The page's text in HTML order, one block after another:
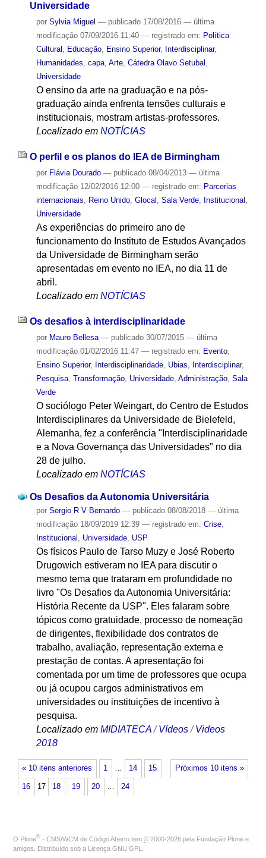
Universidade
por Sylvia Miguel — publicado17/08/2016 — última
modificação07/09/2016 11:40 — registrado em: Política
Cultural , Educação, Ensino Superior, Interdisciplinar,
Humanidades, capa, Arte, Cátedra Olavo Setubal ,
Universidade
O ensino da arte na graduação e na pós-
graduação ainda enfrenta tensões culturais e
institucionais, mostram artistas-professores.
Localizado em NOTÍCIAS
O perfil e os planos do IEA de Birmingham
por Flávia Dourado — publicado08/04/2013 — última
modificação12/02/2016 12:00 — registrado em: Parcerias
internacionais
Reino Unido, Glocal Sala Verde, Institucional
Universidade
As experiências do primeiro ano de
funcionamento do Instituto de Estudos Avançados
da Universidade de Birmingham serão
apresentadas em evento no IEA, no dia 11 de
abril.
Localizado em NOTÍCIAS
Os desafios à interdisciplinaridade
por Mauro Bellesa — publicado30/07/2015 — última
modificação01/02/2016 11:47 — registrado em: Evento,
Ensino Superior, Interdisciplinaridade, Ubias Interdisciplinar,
Pesquisa, Transformação, Universidade, Administração, Sala
Verde
O sociólogo Peter Weingart, do Centro de Estudos
Interdisciplinares da Universidade de Bielefeld,
Alemanha, fez a conferência "Interdisciplinaridade
e a Nova Governança das Universidades" no dia
28 de julho.
Localizado em NOTÍCIAS
Os Desafios da Autonomia Universitária
por Sergio R V Bernardo — publicado08/08/2018 — última
modificação18/09/2019 12:39 — registrado em: Crise,
Institucional , Universidade, USP
Os físicos Paulo de Tarso Muzy e José Roberto
Drugowich estiveram no IEA para discutir o
mesmo tema que trataram em profundidade no
livro "Os Desafios da Autonomia Universitária:
História Recente da USP". Eles falaram sobre
tópicos como gratuidade, processo de nomeação
de dirigentes, flexibilidade dos contratos de
trabalho, avaliação, representação externa e
prestação de contas. A apresentação foi
comentada por um time de professores que ocupa
ou já ocupou cargos administrativos em
universidades ou instituições de incentivo à
pesquisa.
Localizado em MIDIATECA /Vídeos /Videos
2018
« 10 itens anteriores Próximos 10 itens »
1 … 14 15
16 17 18 19 20 … 24
O Plone® - CMS/WCM de Código Aberto tem © 2000-2026 pela Fundação Plone e
amigos. Distribuído sob a Licença GNU GPL